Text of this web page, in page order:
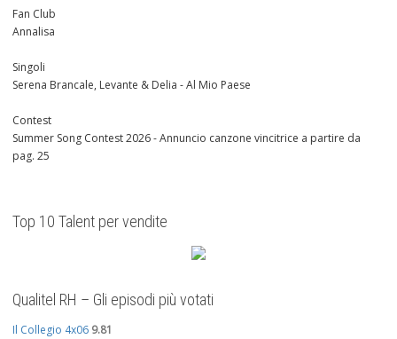
Fan Club
Annalisa
Singoli
Serena Brancale, Levante & Delia - Al Mio Paese
Contest
Summer Song Contest 2026 - Annuncio canzone vincitrice a partire da
pag. 25
Top 10 Talent per vendite
Qualitel RH – Gli episodi più votati
Il Collegio 4x06 9.81